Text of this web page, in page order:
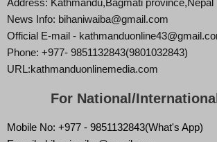
Address: Kathmandu,Bagmati province,Nepal
News Info: bihaniwaiba@gmail.com
Official E-mail -
Phone: +977- 9851132843(9801032843)
URL:kathmanduonlinemedia.com
For National/
Mobile No: +977 - 9851132843(What's App)